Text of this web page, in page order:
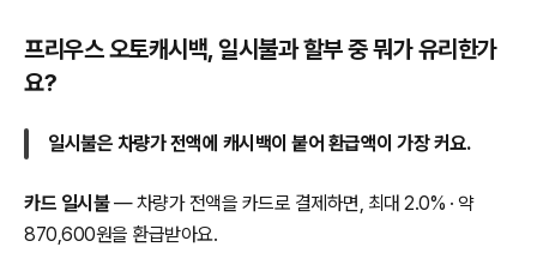
프리우스 오토캐시백, 일시불과 할부 중 뭐가 유리한가
요?
일시불은 차량가 전액에 캐시백이 붙어 환급액이 가장 커요.
카드 일시불— 차량가 전액을 카드로 결제하면, 최대 2.0% · 약
870,600원을 환급받아요.